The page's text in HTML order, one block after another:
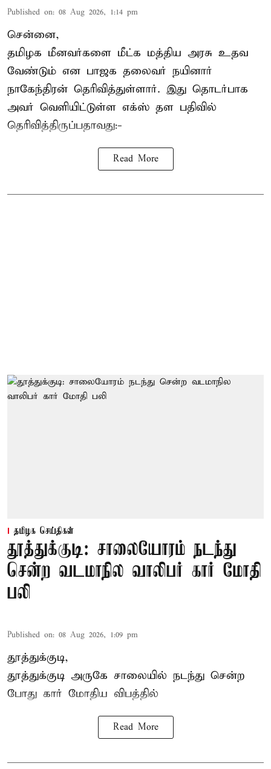
Published on: 08 Aug 2026, 1:14 pm
சென்னை,
தமிழக மீனவர்களை மீட்க மத்திய அரசு உதவ
வேண்டும் என பாஜக தலைவர் நயினார்
நாகேந்திரன் தெரிவித்துள்ளார். இது தொடர்பாக
அவர் வெளியிட்டுள்ள எக்ஸ் தள பதிவில்
தெரிவித்திருப்பதாவது:-
Read More
தமிழக செய்திகள்
தூத்துக்குடி: சாலையோரம் நடந்து
சென்ற வடமாநில வாலிபர் கார் மோதி
பலி
Published on: 08 Aug 2026, 1:09 pm
தூத்துக்குடி,
தூத்துக்குடி அருகே சாலையில் நடந்து சென்ற
போது கார் மோதிய விபத்தில்
Read More